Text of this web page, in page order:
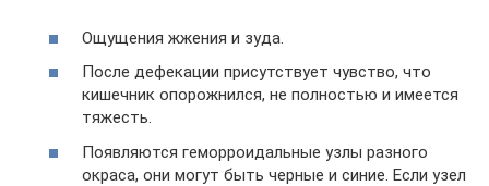
Ощущения жжения и зуда.
После дефекации присутствует чувство, что
кишечник опорожнился, не полностью и имеется
тяжесть.
Появляются геморроидальные узлы разного
окраса, они могут быть черные и синие. Если узел